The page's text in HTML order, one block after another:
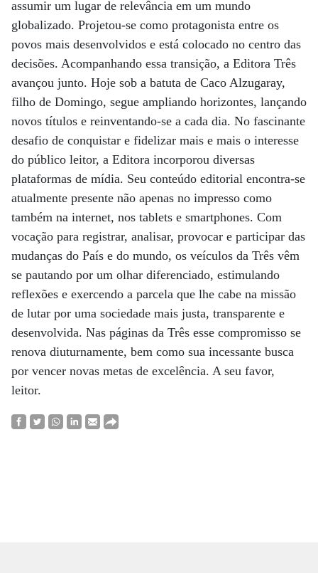
assumir um lugar de relevância em um mundo
globalizado. Projetou-se como protagonista entre os
povos mais desenvolvidos e está colocado no centro das
decisões. Acompanhando essa transição, a Editora Três
avançou junto. Hoje sob a batuta de Caco Alzugaray,
filho de Domingo, segue ampliando horizontes, lançando
novos títulos e reinventando-se a cada dia. No fascinante
desafio de conquistar e fidelizar mais e mais o interesse
do público leitor, a Editora incorporou diversas
plataformas de mídia. Seu conteúdo editorial encontra-se
atualmente presente não apenas no impresso como
também na internet, nos tablets e smartphones. Com
vocação para registrar, analisar, provocar e participar das
mudanças do País e do mundo, os veículos da Três vêm
se pautando por um olhar diferenciado, estimulando
reflexões e exercendo a parcela que lhe cabe na missão
de lutar por uma sociedade mais justa, transparente e
desenvolvida. Nas páginas da Três esse compromisso se
renova diuturnamente, bem como sua incessante busca
por vencer novas metas de excelência. A seu favor,
leitor.